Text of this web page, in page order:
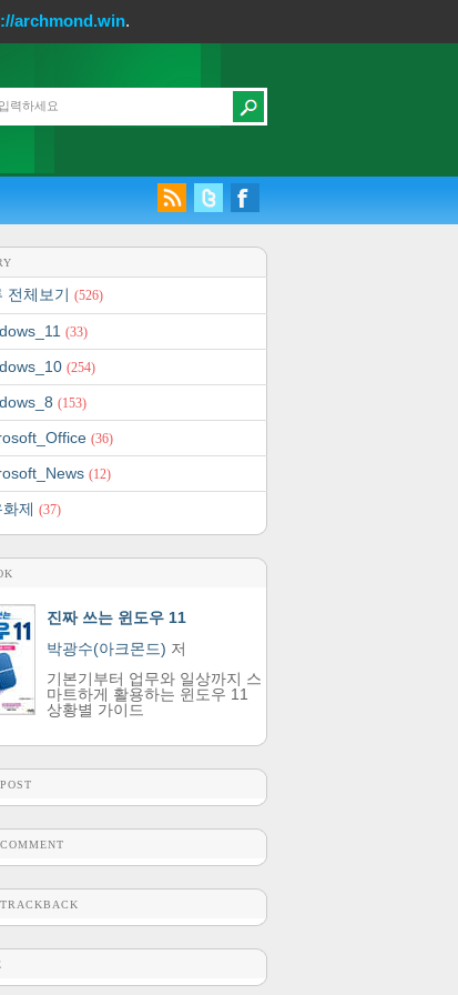
archmond.win.
전체보기 (526)
(33)
(254)
(153)
(36)
(12)
제 (37)
진짜 쓰는 윈도우 11
박광수(아크몬드) 저
기본기부터 업무와 일상까지 스
마트하게 활용하는 윈도우 11
상황별 가이드